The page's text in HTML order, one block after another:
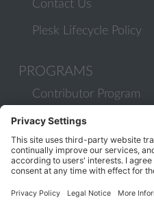
Contact Us
Plesk Lifecycle Policy
PROGRAMS
Contributor Program
Partner Program
COMMUNITY